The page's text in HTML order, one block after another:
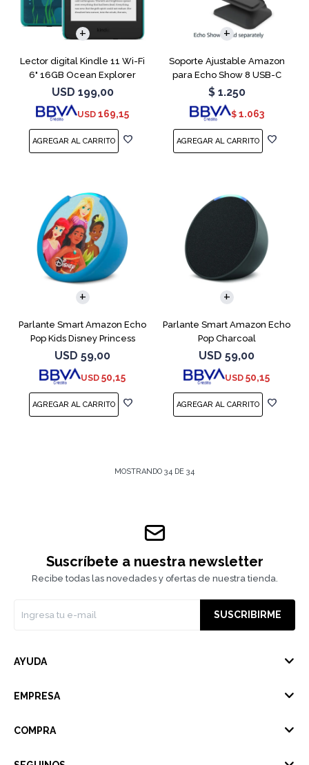
Lector digital Kindle 11 Wi-Fi
6" 16GB Ocean Explorer
USD 199,00
USD 169,15
Soporte Ajustable Amazon
para Echo Show 8 USB-C
Charcoal
$ 1.250
$ 1.063
Parlante Smart Amazon Echo
Pop Kids Disney Princess
USD 59,00
USD 50,15
Parlante Smart Amazon Echo
Pop Charcoal
USD 59,00
USD 50,15
MOSTRANDO 34 DE 34
Suscríbete a nuestra newsletter
Recibe todas las novedades y ofertas de nuestra tienda.
SUSCRIBIRME
AYUDA
EMPRESA
COMPRA